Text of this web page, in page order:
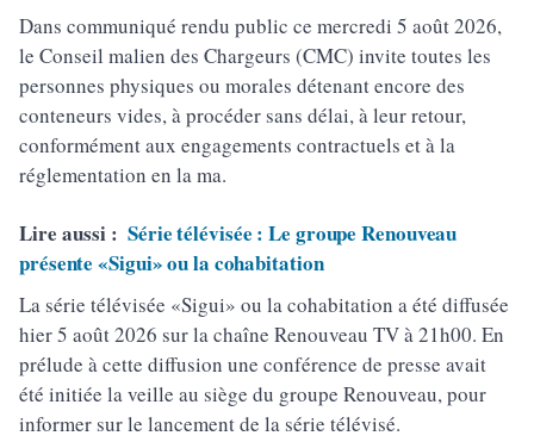
Dans communiqué rendu public ce mercredi 5 août 2026,
le Conseil malien des Chargeurs (CMC) invite toutes les
personnes physiques ou morales détenant encore des
conteneurs vides, à procéder sans délai, à leur retour,
conformément aux engagements contractuels et à la
réglementation en la ma.
Lire aussi : Série télévisée : Le groupe Renouveau
présente «Sigui» ou la cohabitation
La série télévisée «Sigui» ou la cohabitation a été diffusée
hier 5 août 2026 sur la chaîne Renouveau TV à 21h00. En
prélude à cette diffusion une conférence de presse avait
été initiée la veille au siège du groupe Renouveau, pour
informer sur le lancement de la série télévisé.